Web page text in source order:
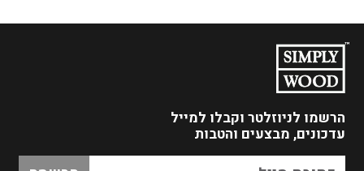
הרשמו לניוזלטר וקבלו למייל
עדכונים, מבצעים והטבות